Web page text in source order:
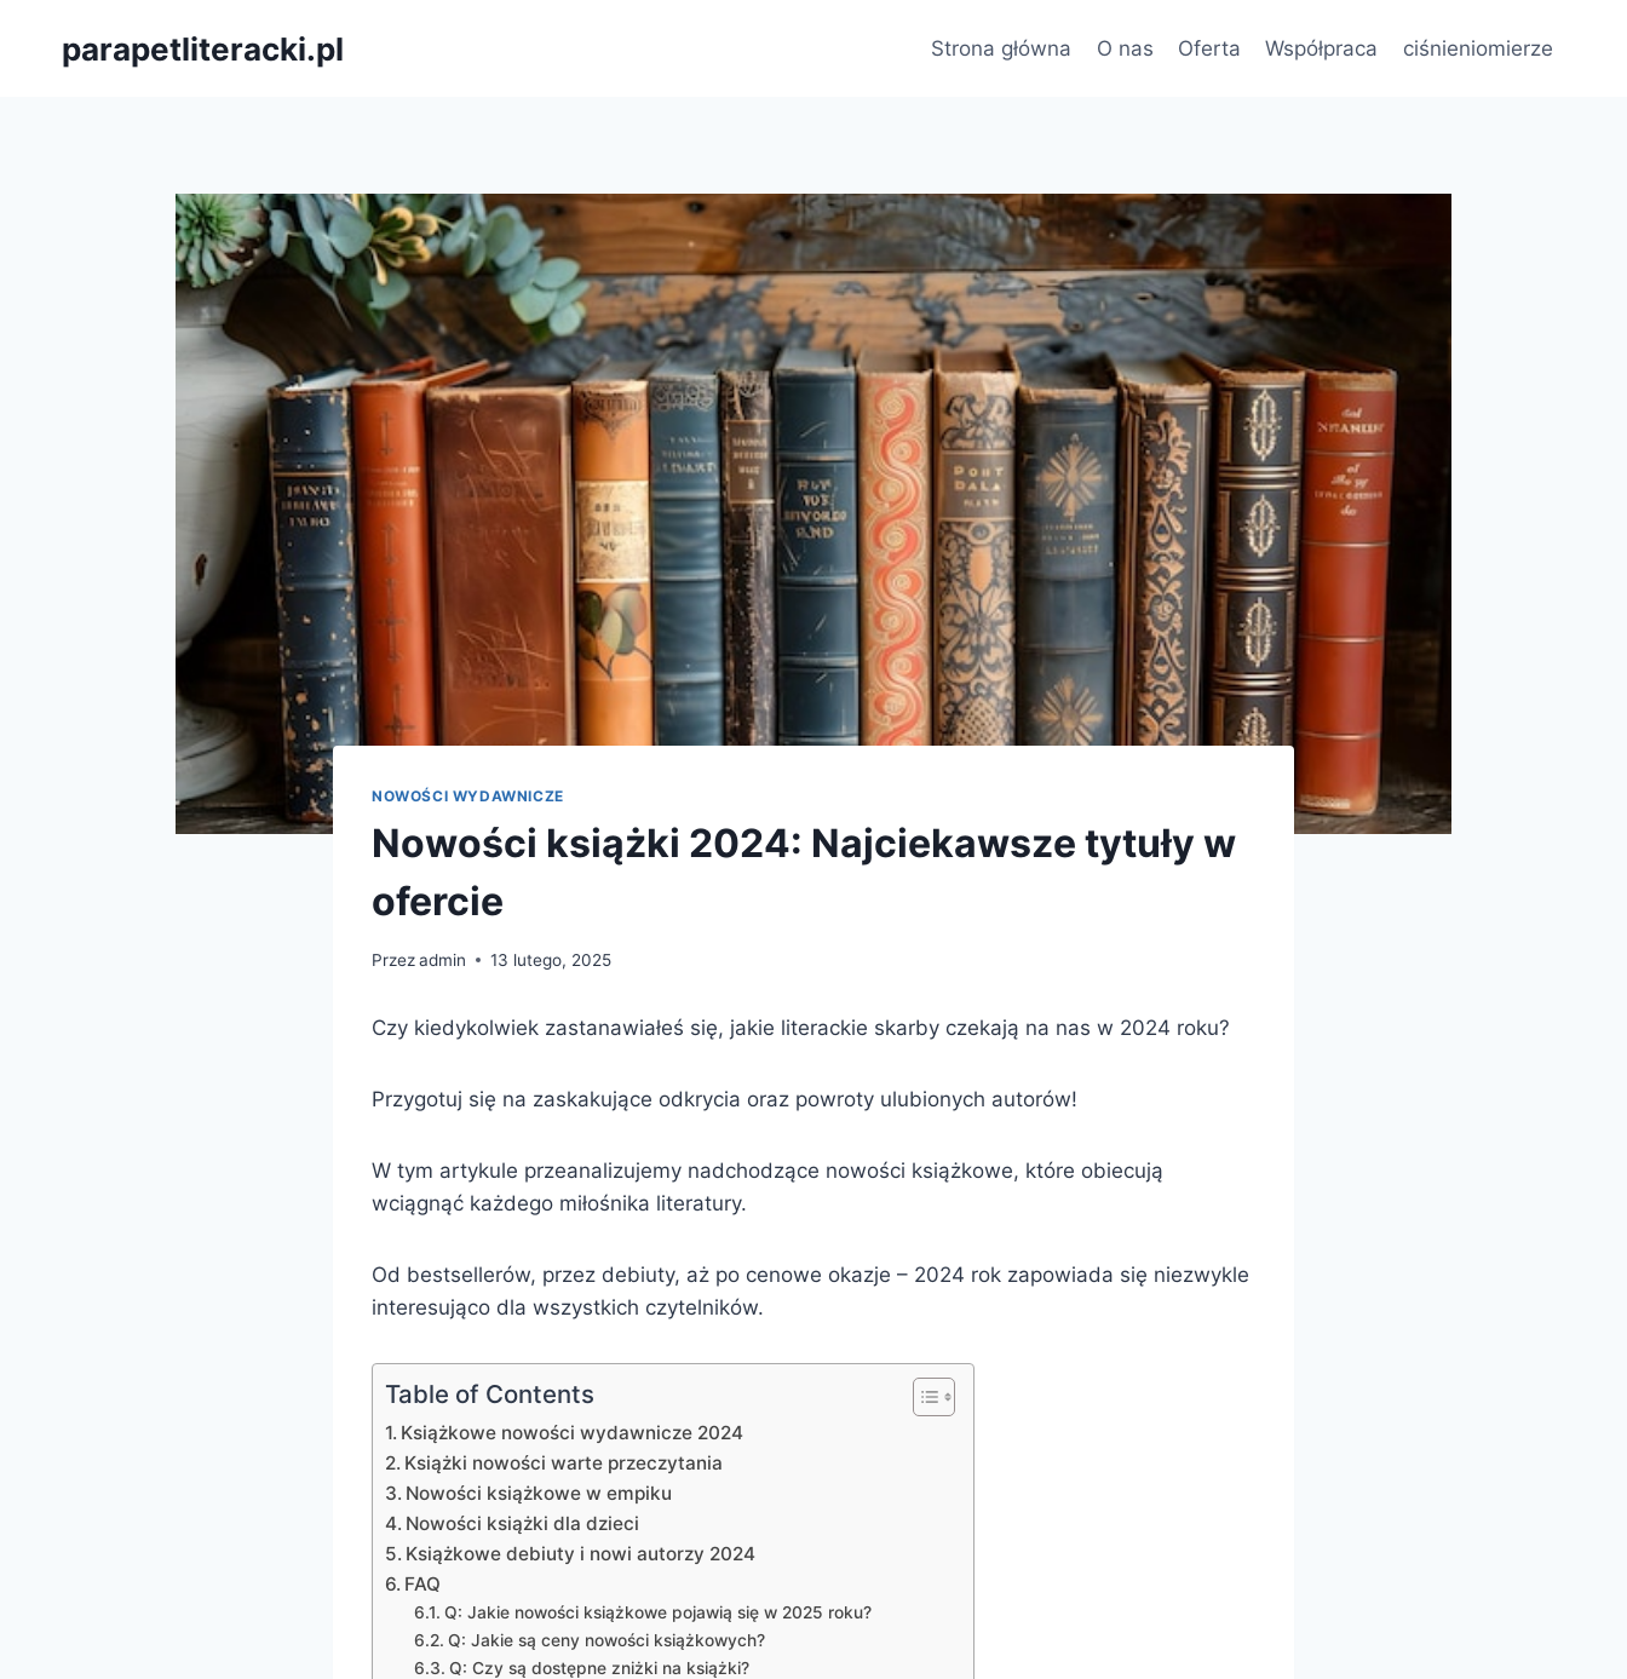
parapetliteracki.pl Strona główna O nas Oferta Współpraca ciśnieniomierze
NOWOŚCI WYDAWNICZE
Nowości książki 2024: Najciekawsze tytuły w
ofercie
Przezadmin 13 lutego, 2025
Czy kiedykolwiek zastanawiałeś się, jakie literackie skarby czekają na nas w 2024 roku?
Przygotuj się na zaskakujące odkrycia oraz powroty ulubionych autorów!
W tym artykule przeanalizujemy nadchodzące nowości książkowe, które obiecują
wciągnąć każdego miłośnika literatury.
Od bestsellerów, przez debiuty, aż po cenowe okazje – 2024 rok zapowiada się niezwykle
interesująco dla wszystkich czytelników.
Table of Contents
Książkowe nowości wydawnicze 2024
Książki nowości warte przeczytania
Nowości książkowe w empiku
Nowości książki dla dzieci
Książkowe debiuty i nowi autorzy 2024
FAQ
Q: Jakie nowości książkowe pojawią się w 2025 roku?
Q: Jakie są ceny nowości książkowych?
Q: Czy są dostępne zniżki na książki?